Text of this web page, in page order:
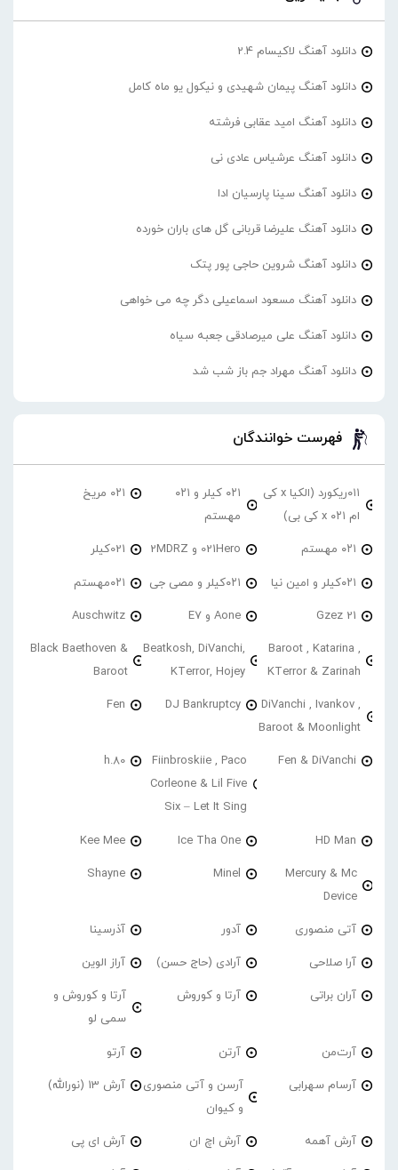
دانلود آهنگ لاکیسام 2.4
دانلود آهنگ پیمان شهیدی و نیکول یو ماه کامل
دانلود آهنگ امید عقابی فرشته
دانلود آهنگ عرشیاس عادی نی
دانلود آهنگ سینا پارسیان ادا
دانلود آهنگ علیرضا قربانی گل های باران خورده
دانلود آهنگ شروین حاجی پور پتک
دانلود آهنگ مسعود اسماعیلی دگر چه می خواهی
دانلود آهنگ علی میرصادقی جعبه سیاه
دانلود آهنگ مهراد جم باز شب شد
فهرست خوانندگان
۰۱۱ریکورد (الکیا x کی
ام ۰۲۱ x کی بی)
۰۲۱ کیلر و ۰۲۱
مهستم
۰۲۱ مریخ
۰۲۱ مهستم 021Hero و 2MDRZ 021کیلر
۰۲۱کیلر و امین نیا ۰۲۱کیلر و مصی جی ۰۲۱مهستم
21 Gzez Aone و E7 Auschwitz
Baroot , Katarina ,
KTerror & Zarinah
Beatkosh, DiVanchi,
KTerror, Hojey
Black Baethoven &
Baroot
DiVanchi , Ivankov ,
Baroot & Moonlight
DJ Bankruptcy
Fen
Fen & DiVanchi
Fiinbroskiie , Paco
Corleone & Lil Five
Six – Let It Sing
h.80
HD Man
Ice Tha One
Kee Mee
Mercury & Mc
Device
Minel
Shayne
آتی منصوری آدور آذرسینا
آرا صلاحی آرادی (حاج حسن) آراز الوین
آران براتی آرتا و کوروش
آرتا و کوروش و
سمی لو
آرت‌من آرتن آرتو
آرسام سهرابی
آرسن و آتی منصوری
و کیوان
آرش 13 (نورالله)
آرش آهمه آرش اچ ان آرش ای پی